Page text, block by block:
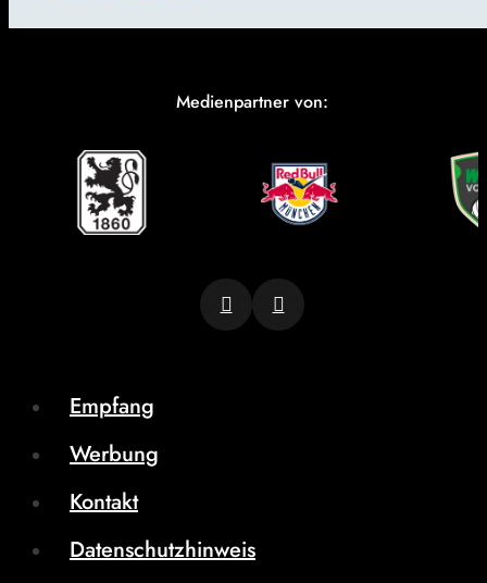
Medienpartner von:
Empfang
Werbung
Kontakt
Datenschutzhinweis